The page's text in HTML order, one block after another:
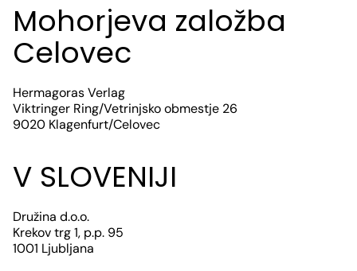
Mohorjeva založba
Celovec
Hermagoras Verlag
Viktringer Ring/Vetrinjsko obmestje 26
9020 Klagenfurt/Celovec
V SLOVENIJI
Družina d.o.o.
Krekov trg 1, p.p. 95
1001 Ljubljana